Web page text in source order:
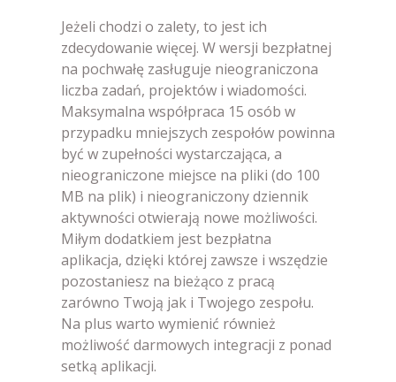
Jeżeli chodzi o zalety, to jest ich
zdecydowanie więcej. W wersji bezpłatnej
na pochwałę zasługuje nieograniczona
liczba zadań, projektów i wiadomości.
Maksymalna współpraca 15 osób w
przypadku mniejszych zespołów powinna
być w zupełności wystarczająca, a
nieograniczone miejsce na pliki (do 100
MB na plik) i nieograniczony dziennik
aktywności otwierają nowe możliwości.
Miłym dodatkiem jest bezpłatna
aplikacja, dzięki której zawsze i wszędzie
pozostaniesz na bieżąco z pracą
zarówno Twoją jak i Twojego zespołu.
Na plus warto wymienić również
możliwość darmowych integracji z ponad
setką aplikacji.